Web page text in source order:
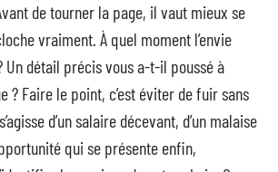
de tourner la page, il vaut mieux se
vraiment. À quel moment l’envie
Un détail précis vous a-t-il poussé à
? Faire le point, c’est éviter de fuir sans
d’un salaire décevant, d’un malaise
qui se présente enfin,